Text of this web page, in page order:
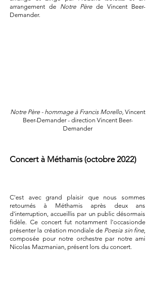
arrangement de Notre Pèrede Vincent Beer-
Demander.
Notre Père - hommage à Francis Morello,Vincent
Beer-Demander - direction Vincent Beer-
Demander
Concert à Méthamis (octobre 2022)
C'est avec grand plaisir que nous sommes
retournés à Méthamis après deux ans
d'interruption, accueillis par un public désormais
fidèle. Ce concert fut notamment l'occasionde
présenter la création mondiale de Poesia sin fine,
composée pour notre orchestre par notre ami
Nicolas Mazmanian, présent lors du concert.